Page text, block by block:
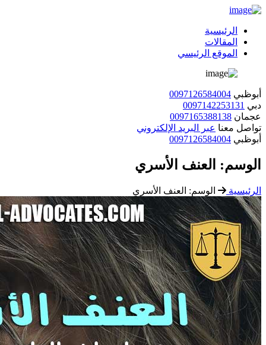
الرئيسية
المقالات
الموقع الرئيسي
أبوظبي 0097126584004
دبي 0097142253131
عجمان 0097165388138
تواصل معنا عبر البريد الإلكتروني
أبوظبي 0097126584004
الوسم: العنف الأسري
الرئيسية الوسم: العنف الأسري